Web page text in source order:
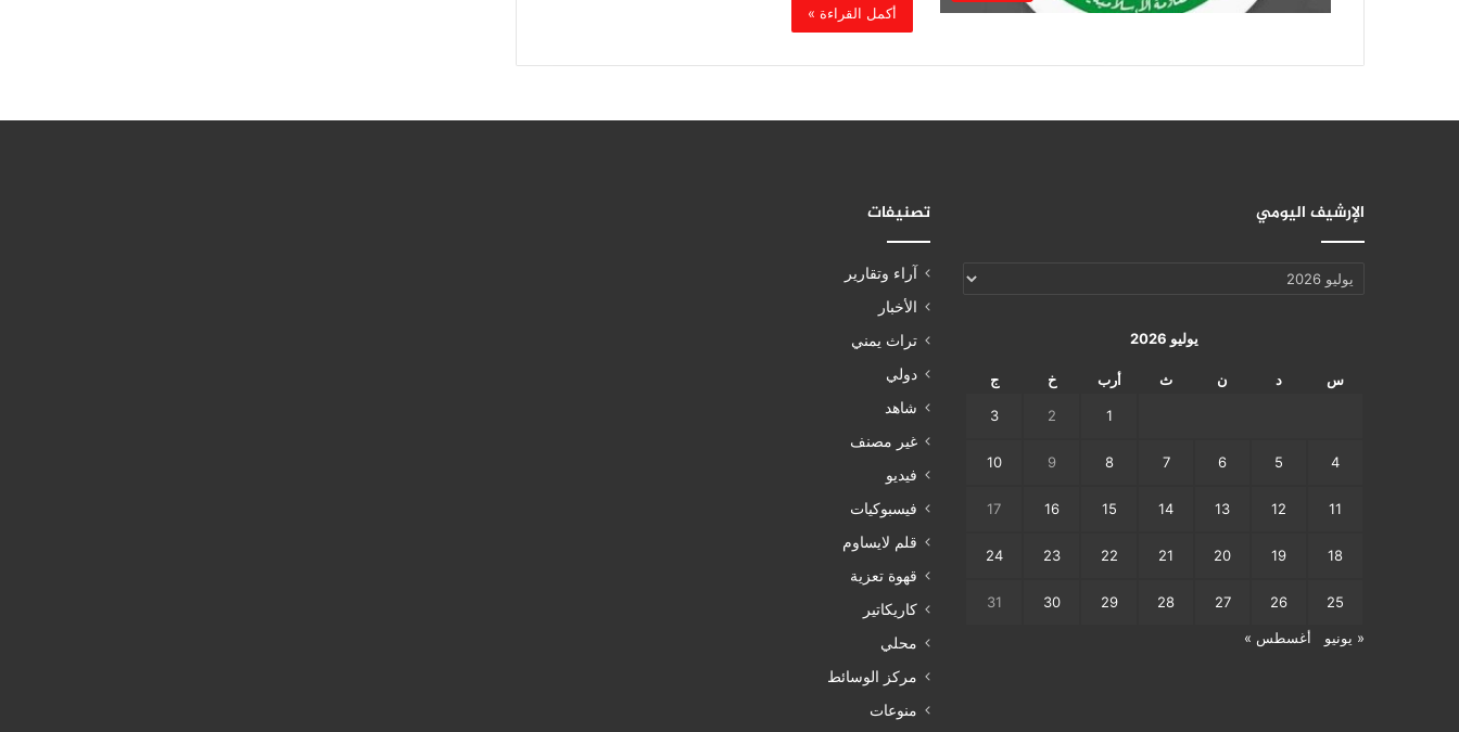
أكمل القراءة »
الإرشيف اليومي
الإرشيف
يوليو 2026
س د ن ث أرب خ ج
1
2
3
4
5
6
7
8
9
10
11
12
13
14
15
16
17
18
19
20
21
22
23
24
25
26
27
28
29
30
31
« يونيو أغسطس »
تصنيفات
آراء وتقارير
الأخبار
تراث يمني
دولي
شاهد
غير مصنف
فيديو
فيسبوكيات
قلم لايساوم
قهوة تعزية
كاريكاتير
محلي
مركز الوسائط
منوعات